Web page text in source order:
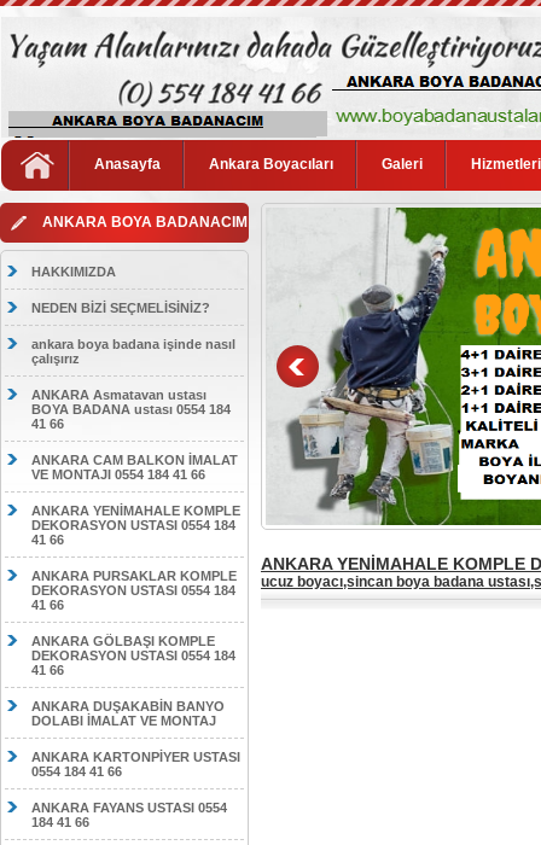
Anasayfa Ankara Boyacıları Galeri
ANKARA BOYA BADANACIM
HAKKIMIZDA
NEDEN BİZİ SEÇMELİSİNİZ?
ankara boya badana işinde nasıl
çalışırız
ANKARA Asmatavan ustası
BOYA BADANA ustası 0554 184
41 66
ANKARA CAM BALKON İMALAT
VE MONTAJI 0554 184 41 66
ANKARA YENİMAHALE KOMPLE
DEKORASYON USTASI 0554 184
41 66
ANKARA PURSAKLAR KOMPLE
DEKORASYON USTASI 0554 184
41 66
ANKARA GÖLBAŞI KOMPLE
DEKORASYON USTASI 0554 184
41 66
ANKARA DUŞAKABİN BANYO
DOLABI İMALAT VE MONTAJ
ANKARA KARTONPİYER USTASI
0554 184 41 66
ANKARA FAYANS USTASI 0554
184 41 66
ANKARA YENİMAHALE KOMPLE
ucuz boyacı,sincan boya badana